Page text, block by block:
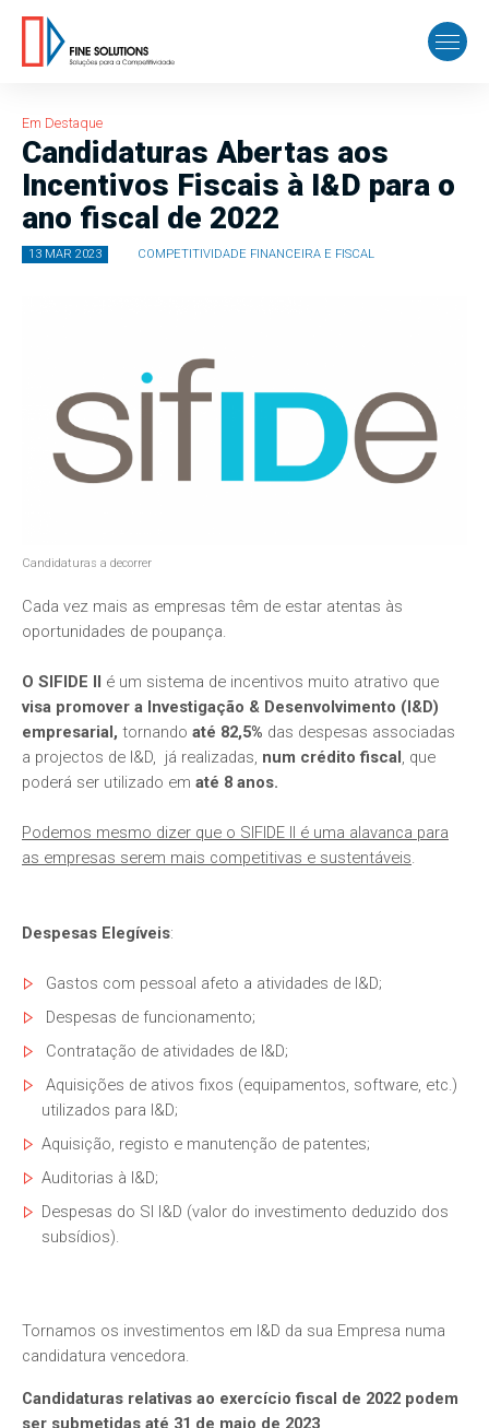
Em Destaque
Candidaturas Abertas aos
Incentivos Fiscais à I&D para o
ano fiscal de 2022
13 MAR 2023 COMPETITIVIDADE FINANCEIRA E FISCAL
Candidaturas a decorrer
Cada vez mais as empresas têm de estar atentas às
oportunidades de poupança.
O SIFIDE II é um sistema de incentivos muito atrativo que
visa promover a Investigação & Desenvolvimento (I&D)
empresarial, tornando até 82,5% das despesas associadas
a projectos de I&D, já realizadas, num crédito fiscal, que
poderá ser utilizado em até 8 anos.
Podemos mesmo dizer que o SIFIDE II é uma alavanca para
as empresas serem mais competitivas e sustentáveis.
Despesas Elegíveis:
Gastos com pessoal afeto a atividades de I&D;
Despesas de funcionamento;
Contratação de atividades de I&D;
Aquisições de ativos fixos (equipamentos, software, etc.)
utilizados para I&D;
Aquisição, registo e manutenção de patentes;
Auditorias à I&D;
Despesas do SI I&D (valor do investimento deduzido dos
subsídios).
Tornamos os investimentos em I&D da sua Empresa numa
candidatura vencedora.
Candidaturas relativas ao exercício fiscal de 2022 podem
ser submetidas até 31 de maio de 2023